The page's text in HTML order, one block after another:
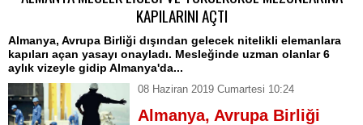
KAPILARINI AÇTI
Almanya, Avrupa Birliği dışından gelecek nitelikli elemanlara
kapıları açan yasayı onayladı. Mesleğinde uzman olanlar 6
aylık vizeyle gidip Almanya'da...
08 Haziran 2019 Cumartesi 10:24
Almanya, Avrupa Birliği